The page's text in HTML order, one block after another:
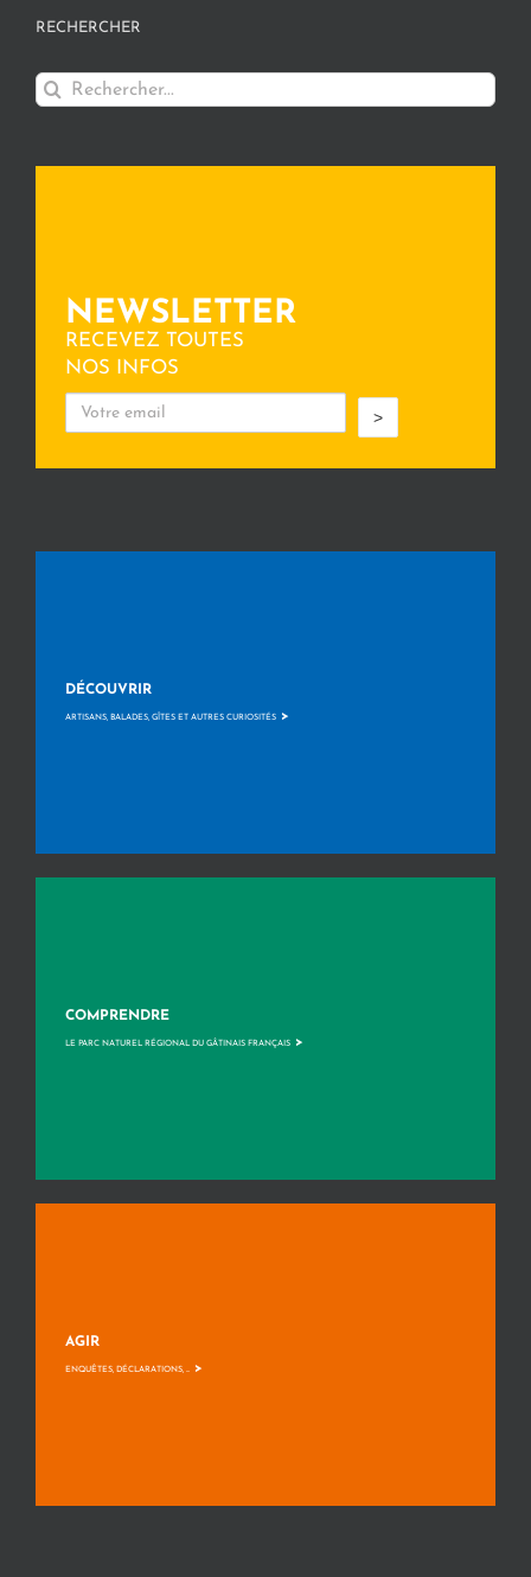
RECHERCHER
Rechercher:
NEWSLETTER
RECEVEZ TOUTES
NOS INFOS
>
DÉCOUVRIR
ARTISANS, BALADES, GÎTES ET AUTRES CURIOSITÉS >
COMPRENDRE
LE PARC NATUREL RÉGIONAL DU GÂTINAIS FRANÇAIS >
AGIR
ENQUÊTES, DÉCLARATIONS, ... >